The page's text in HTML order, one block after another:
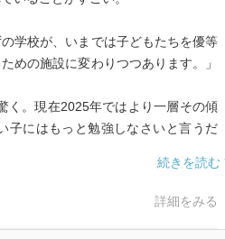
学校が、いまでは子どもたちを優等
めの施設に変わりつつあります。」
く。現在2025年ではより一層その傾
子にはもっと勉強しなさいと言うだ
導ができないところもあると思う。
クから問題を出す。
なく、その子の思考力も伸びるよう
詳細をみる